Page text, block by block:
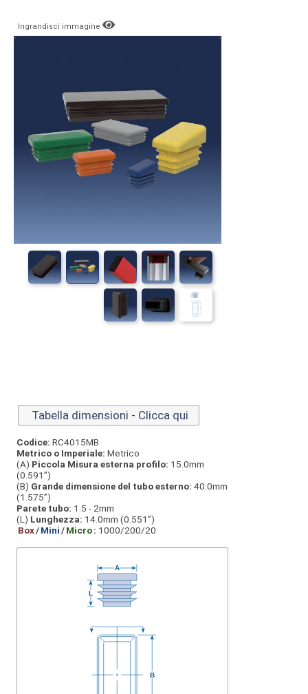
Ingrandisci immagine
Tabella dimensioni - Clicca qui
Codice: RC4015MB
Metrico o Imperiale: Metrico
(A) Piccola Misura esterna profilo: 15.0mm
(0.591”)
(B) Grande dimensione del tubo esterno: 40.0mm
(1.575”)
Parete tubo: 1.5 - 2mm
(L) Lunghezza: 14.0mm (0.551”)
Box/Mini/Micro: 1000/200/20